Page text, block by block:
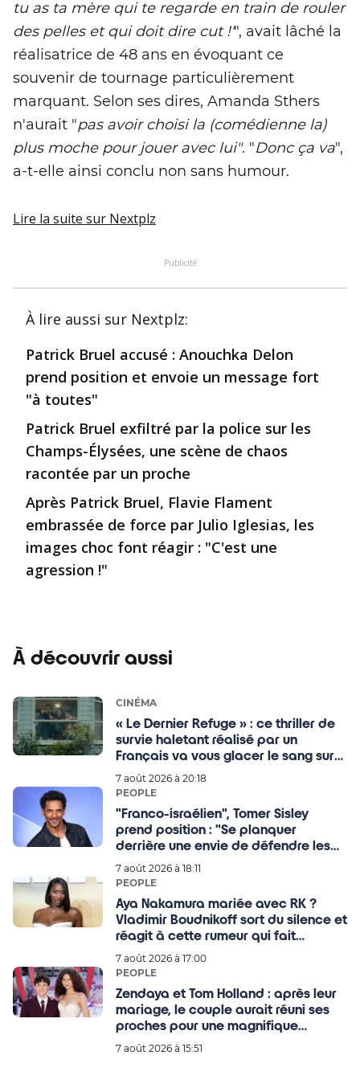
tu as ta mère qui te regarde en train de rouler
des pelles et qui doit dire cut !'", avait lâché la
réalisatrice de 48 ans en évoquant ce
souvenir de tournage particulièrement
marquant. Selon ses dires, Amanda Sthers
n'aurait "pas avoir choisi la (comédienne la)
plus moche pour jouer avec lui". "Donc ça va",
a-t-elle ainsi conclu non sans humour.
Lire la suite sur Nextplz
Publicité
À lire aussi sur Nextplz:
Patrick Bruel accusé : Anouchka Delon
prend position et envoie un message fort
"à toutes"
Patrick Bruel exfiltré par la police sur les
Champs-Élysées, une scène de chaos
racontée par un proche
Après Patrick Bruel, Flavie Flament
embrassée de force par Julio Iglesias, les
images choc font réagir : "C'est une
agression !"
À découvrir aussi
CINÉMA
« Le Dernier Refuge » : ce thriller de
survie haletant réalisé par un
Français va vous glacer le sang sur
Netflix
7 août 2026 à 20:18
PEOPLE
"Franco-israélien", Tomer Sisley
prend position : "Se planquer
derrière une envie de défendre les
Palestiniens, c'est de
l'antisémitisme."
7 août 2026 à 18:11
PEOPLE
Aya Nakamura mariée avec RK ?
Vladimir Boudnikoff sort du silence et
réagit à cette rumeur qui fait
beaucoup parler
7 août 2026 à 17:00
PEOPLE
Zendaya et Tom Holland : après leur
mariage, le couple aurait réuni ses
proches pour une magnifique
célébration au Royaume-Uni ce
7 août 2026 à 15:51